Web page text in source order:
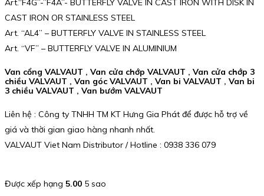
Art.“F4G”-”F4A”- BUTTERFLY VALVE IN CAST IRON WITH DISK IN
CAST IRON OR STAINLESS STEEL
Art. “AL4” – BUTTERFLY VALVE IN STAINLESS STEEL
Art. “VF” – BUTTERFLY VALVE IN ALUMINIUM
Van cổng VALVAUT , Van cửa chớp VALVAUT , Van cửa chớp 3
chiều VALVAUT , Van góc VALVAUT , Van bi VALVAUT , Van bi
3 chiều VALVAUT , Van bướm VALVAUT
Liên hệ : Công ty TNHH TM KT Hưng Gia Phát để được hỗ trợ về
giá và thời gian giao hàng nhanh nhất.
VALVAUT Viet Nam Distributor / Hotline : 0938 336 079
Được xếp hạng 5.00 5 sao